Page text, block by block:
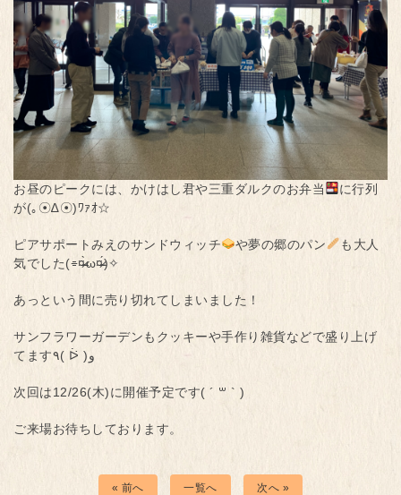
お昼のピークには、かけはし君や三重ダルクのお弁当
に行列
が(｡☉∆☉)ﾜｧｵ☆
ピアサポートみえのサンドウィッチ や夢の郷のパン
も大人
気でした(⌯¤̴̶̷̀ω¤̴̶̷́)✧
あっという間に売り切れてしまいました！
サンフラワーガーデンもクッキーや手作り雑貨などで盛り上げ
てます٩( ᐖ )و
次回は12/26(木)に開催予定です( ´ ꒳ ` )
ご来場お待ちしております。
« 前へ 一覧へ 次へ »